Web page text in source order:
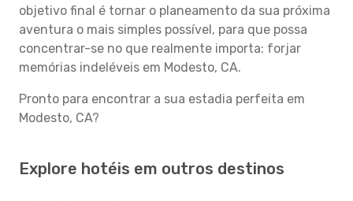
objetivo final é tornar o planeamento da sua próxima
aventura o mais simples possível, para que possa
concentrar-se no que realmente importa: forjar
memórias indeléveis em Modesto, CA.
Pronto para encontrar a sua estadia perfeita em
Modesto, CA?
Explore hotéis em outros destinos